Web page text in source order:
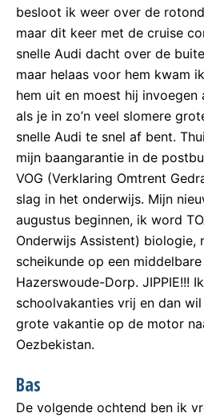
besloot ik weer over de
maar dit keer met de cruise
snelle Audi dacht over de
maar helaas voor hem kwam
hem uit en moest hij
als je in zo’n veel slomere
snelle Audi te snel af bent.
mijn baangarantie in de
VOG (Verklaring Omtrent
slag in het onderwijs. Mijn
augustus beginnen, ik word
Onderwijs Assistent) biologie,
scheikunde op een
Hazerswoude-Dorp. JIPPIE!!!
schoolvakanties vrij en dan
grote vakantie op de motor
Oezbekistan.
Bas
De volgende ochtend ben ik